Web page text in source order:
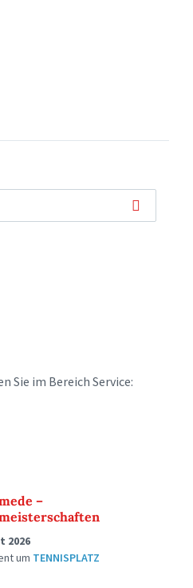
Sie im Bereich Service:
–
2026
um TENNISPLATZ